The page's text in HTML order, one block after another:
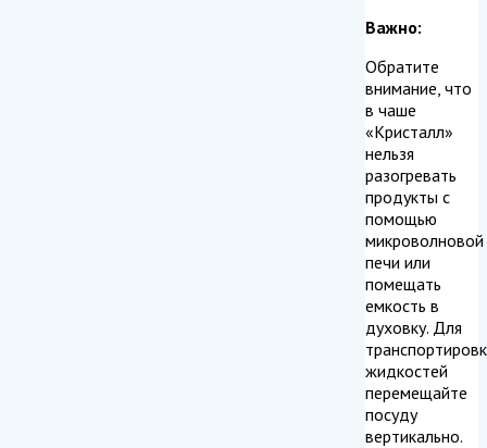
Важно:
Обратите
внимание, что
в чаше
«Кристалл»
нельзя
разогревать
продукты с
помощью
микроволновой
печи или
помещать
емкость в
духовку. Для
жидкостей
перемещайте
посуду
вертикально.